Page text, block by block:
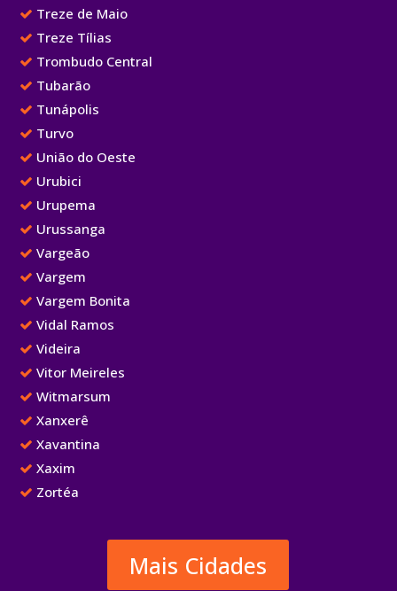
Treze de Maio
Treze Tílias
Trombudo Central
Tubarão
Tunápolis
Turvo
União do Oeste
Urubici
Urupema
Urussanga
Vargeão
Vargem
Vargem Bonita
Vidal Ramos
Videira
Vitor Meireles
Witmarsum
Xanxerê
Xavantina
Xaxim
Zortéa
Mais Cidades